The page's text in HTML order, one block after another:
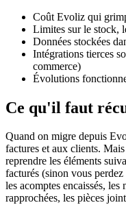
Coût Evoliz qui
Limites sur le stock,
Données stockées
Intégrations tierces
commerce)
Évolutions
Ce qu'il faut
Quand on migre depuis
factures et aux clients.
reprendre les éléments
facturés (sinon vous
les acomptes encaissés,
rapprochées, les pièces